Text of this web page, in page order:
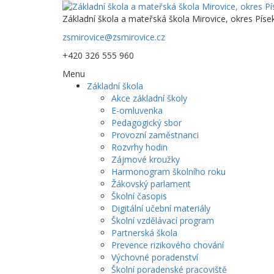
Základní škola a mateřská škola Mirovice, okres
zsmirovice@zsmirovice.cz
+420 326 555 960
Menu
Základní škola
Akce základní školy
E-omluvenka
Pedagogický sbor
Provozní zaměstnanci
Rozvrhy hodin
Zájmové kroužky
Harmonogram školního roku
Žákovský parlament
Školní časopis
Digitální učební materiály
Školní vzdělávací program
Partnerská škola
Prevence rizikového chování
Výchovné poradenství
Školní poradenské pracoviště